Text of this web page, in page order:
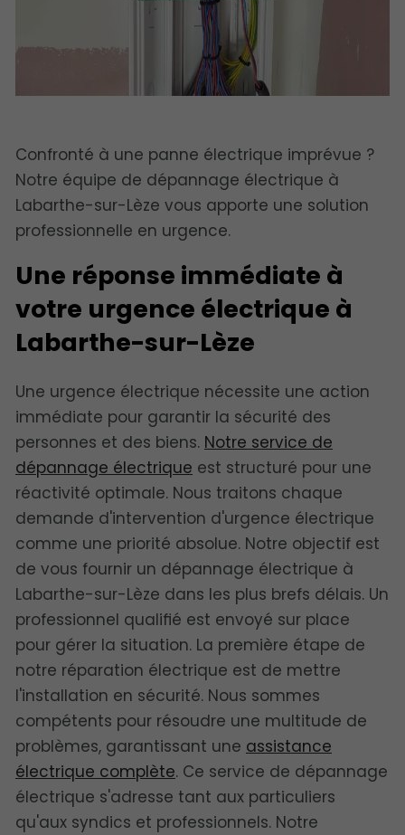
Confronté à une panne électrique imprévue ?
Notre équipe de dépannage électrique à
Labarthe-sur-Lèze vous apporte une solution
professionnelle en urgence.
Une réponse immédiate à
votre urgence électrique à
Labarthe-sur-Lèze
Une urgence électrique nécessite une action
immédiate pour garantir la sécurité des
personnes et des biens. Notre service de
dépannage électrique est structuré pour une
réactivité optimale. Nous traitons chaque
demande d'intervention d'urgence électrique
comme une priorité absolue. Notre objectif est
de vous fournir un dépannage électrique à
Labarthe-sur-Lèze dans les plus brefs délais. Un
professionnel qualifié est envoyé sur place
pour gérer la situation. La première étape de
notre réparation électrique est de mettre
l'installation en sécurité. Nous sommes
compétents pour résoudre une multitude de
problèmes, garantissant une assistance
électrique complète. Ce service de dépannage
électrique s'adresse tant aux particuliers
qu'aux syndics et professionnels. Notre